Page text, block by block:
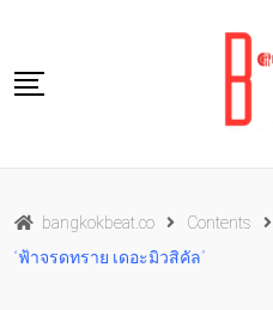
content
Food
bangkokbeat.co Contents
“ฟ้าจรดทราย เดอะมิวสิคัล”